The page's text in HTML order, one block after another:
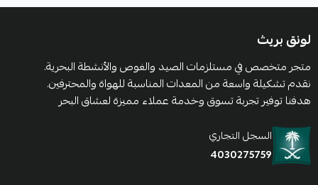
لونق بريث
متجر متخصص في مستلزمات الصيد والغوص والأنشطة البحرية.
نقدم تشكيلة واسعة من المعدات المناسبة للهواة والمحترفين.
هدفنا توفير تجربة تسوق وخدمة عملاء مميزة لعشاق البحر
السجل التجاري
4030275759